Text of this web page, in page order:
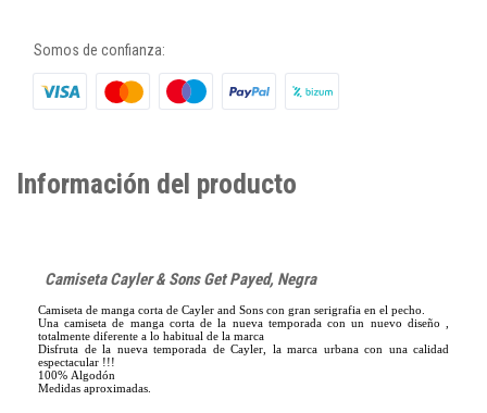
Somos de confianza:
Información del producto
Camiseta Cayler & Sons Get Payed, Negra
Camiseta de manga corta de Cayler and Sons con gran serigrafia en el pecho.
Una camiseta de manga corta de la nueva temporada con un nuevo diseño ,
totalmente diferente a lo habitual de la marca
Disfruta de la nueva temporada de Cayler, la marca urbana con una calidad
espectacular !!!
100% Algodón
Medidas aproximadas.